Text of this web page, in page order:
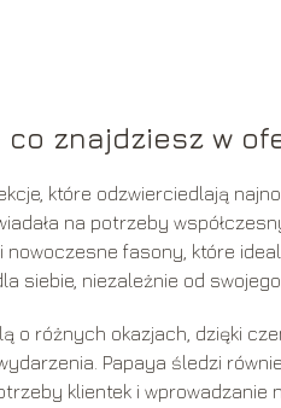
znajdziesz w
które odzwierciedlają
na potrzeby
fasony, które
siebie, niezależnie od
o różnych okazjach, dzięki
Papaya śledzi
klientek i wprowadzanie